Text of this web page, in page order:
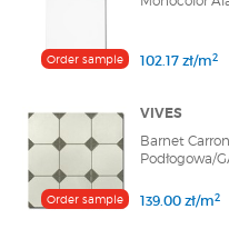
Order sample 102.17 zł/m2
Order sample
VIVES
Barnet Carron
Podłogowa/
139.00 zł/m2